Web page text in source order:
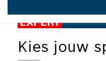
EXPERT
Kies jouw